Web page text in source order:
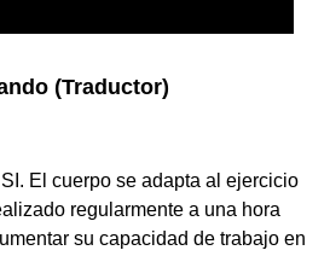
(Traductor)
El cuerpo se adapta al ejercicio
regularmente a una hora
su capacidad de trabajo en